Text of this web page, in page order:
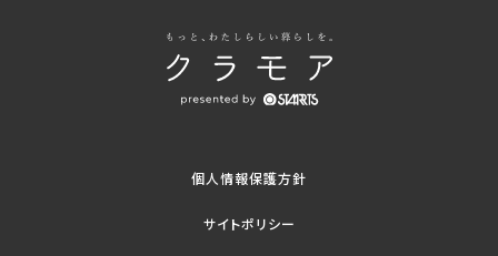
個人情報保護方針
サイトポリシー